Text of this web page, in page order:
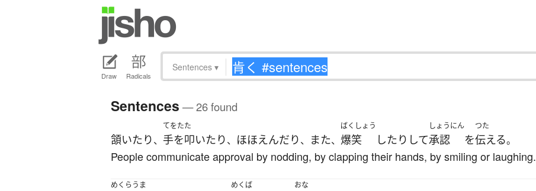
Draw Radicals
Sentences ▾
Sentences — 26 found
頷いたり、
てをたた
手を叩いたり、 ほほえんだり、 また、
ばくしょう
爆笑 したり して
しょうにん
承認 を
つた
伝える。
People communicate approval by nodding, by clapping their hands, by smiling or laughing.
めくらうま めくば おな